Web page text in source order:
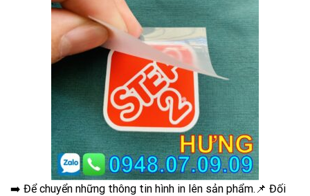
➡️ Để chuyển những thông tin hình in lên sản phẩm.📌 Đối